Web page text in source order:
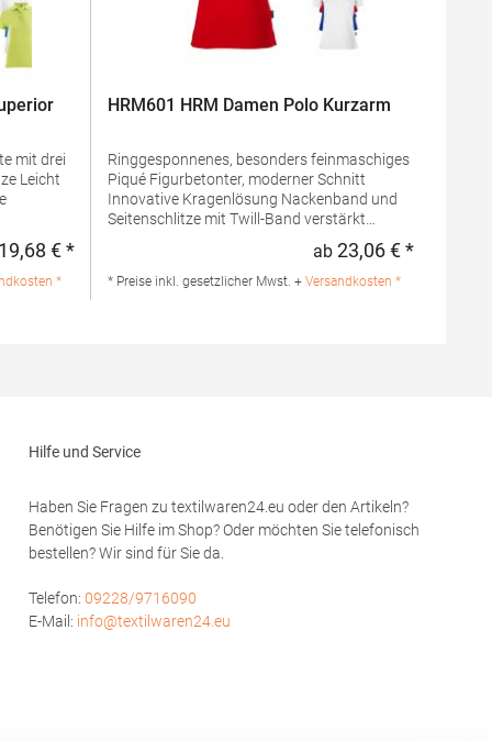
mit drei
/
/ 1%
Regulärer Preis:
€ *
*
HRM601 HRM Damen Polo Kurzarm
Ringgesponnenes, besonders feinmaschiges
Piqué Figurbetonter, moderner Schnitt
Innovative Kragenlösung Nackenband und
Seitenschlitze mit Twill-Band verstärkt
Ton) Ersatzknopf Labelfrei
textil.de
Regulärer
ab 23,06 € *
* Preise inkl. gesetzlicher Mwst. + Versandkosten *
Hilfe und Service
Haben Sie Fragen zu textilwaren24.eu oder den Artikeln?
Benötigen Sie Hilfe im Shop? Oder möchten Sie telefonisch
bestellen? Wir sind für Sie da.
Telefon: 09228/9716090
E-Mail: info@textilwaren24.eu